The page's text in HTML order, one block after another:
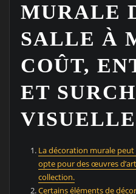
MURALE
SALLE À
COÛT,
ET
VISUELLE
La décoration murale
opte pour des œuvres
collection.
Certains éléments de